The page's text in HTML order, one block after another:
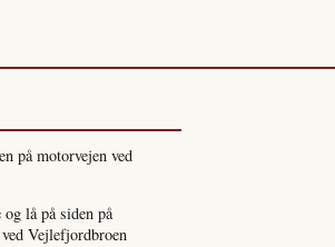
på motorvejen ved
lå på siden på
Vejlefjordbroen